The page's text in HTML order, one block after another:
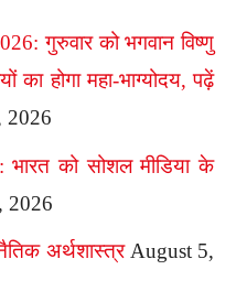
गुरुवार को भगवान विष्णु
का होगा महा-भाग्योदय, पढ़ें
2026
को सोशल मीडिया के
2026
अर्थशास्त्र August 5,